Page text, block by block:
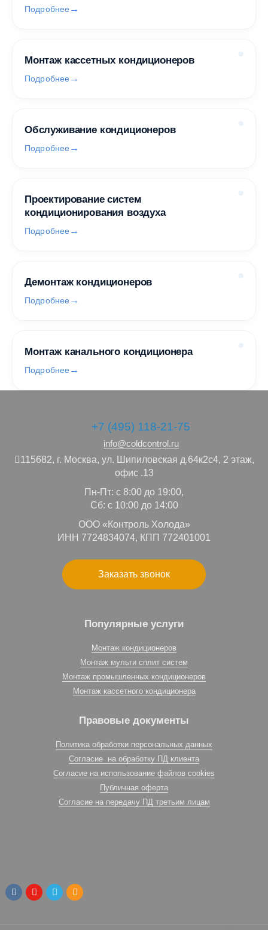
Подробнее
Монтаж кассетных кондиционеров
Подробнее
Обслуживание кондиционеров
Подробнее
Проектирование систем
кондиционирования воздуха
Подробнее
Демонтаж кондиционеров
Подробнее
Монтаж канального кондиционера
Подробнее
+7 (495) 118-21-75
info@coldcontrol.ru
115682, г. Москва, ул. Шипиловская д.64к2с4, 2 этаж,
офис .13
Пн-Пт: с 8:00 до 19:00,
Сб: с 10:00 до 14:00
ООО «Контроль Холода»
ИНН 7724834074, КПП 772401001
Заказать звонок
Популярные услуги
Монтаж кондиционеров
Монтаж мульти сплит систем
Монтаж промышленных кондиционеров
Монтаж кассетного кондиционера
Правовые документы
Политика обработки персональных данных
Согласие на обработку ПД клиента
Согласие на использование файлов cookies
Публичная оферта
Согласие на передачу ПД третьим лицам